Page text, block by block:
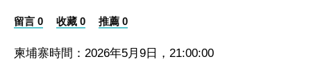
留言 0 收藏 0 推薦 0
柬埔寨時間：2026年5月9日，21:00:00